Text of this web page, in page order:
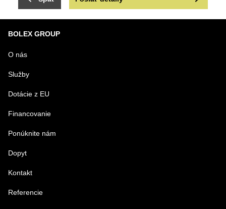
BOLEX GROUP
O nás
Služby
Dotácie z EU
Financovanie
Ponúknite nám
Dopyt
Kontakt
Referencie